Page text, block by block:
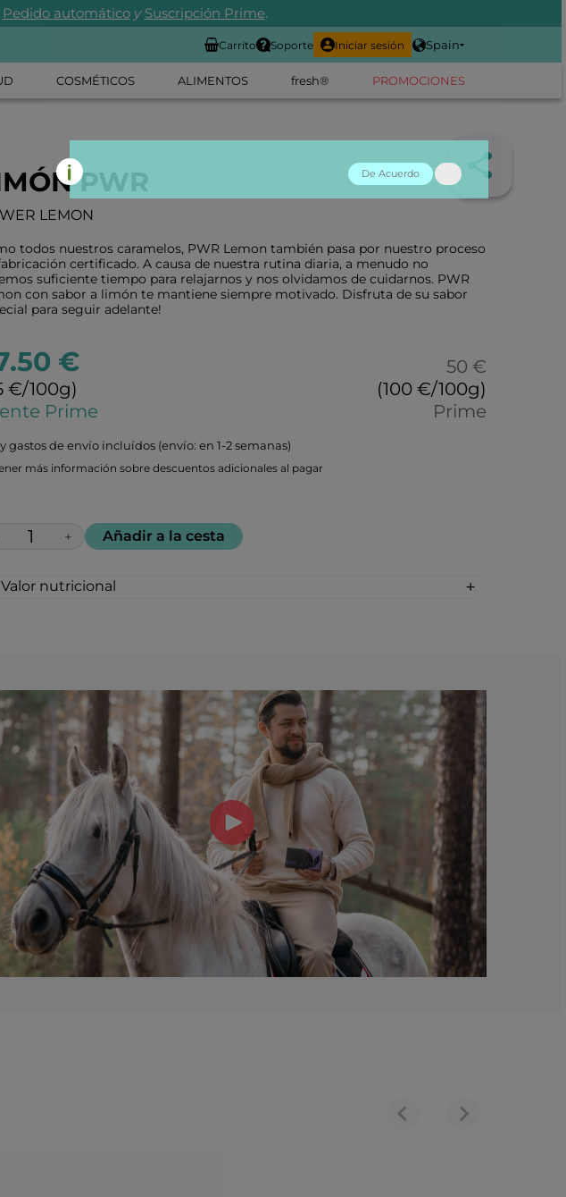
Pedido automático y Suscripción Prime.
Carrito Soporte Iniciar sesión Spain
COSMÉTICOS ALIMENTOS fresh® PROMOCIONES
PWR
LEMON
todos nuestros caramelos, PWR Lemon también pasa por nuestro proceso
certificado. A causa de nuestra rutina diaria, a menudo no
suficiente tiempo para relajarnos y nos olvidamos de cuidarnos. PWR
con sabor a limón te mantiene siempre motivado. Disfruta de su sabor
para seguir adelante!
€
€/100g)
Prime
50 €
(100 €/100g)
Prime
gastos de envío incluídos (envío: en 1-2 semanas)
más información sobre descuentos adicionales al pagar
+ Añadir a la cesta
Valor nutricional
Azúcares totales 1g †
Incluye 1g de azúcares añadidos 2%*
*Los valores diarios porcentuales se basan en una dieta de
2.000 calorías.
†Valor diario no establecido
De Acuerdo